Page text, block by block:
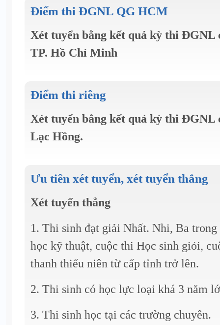
Điểm thi ĐGNL QG HCM
Xét tuyển bằng kết quả kỳ thi ĐGNL
TP. Hồ Chí Minh
Điểm thi riêng
Xét tuyển bằng kết quả kỳ thi ĐGNL
Lạc Hồng.
Ưu tiên xét tuyển, xét tuyển thẳng
Xét tuyển thẳng
1. Thi sinh đạt giải Nhất. Nhi, Ba
học kỹ thuật, cuộc thi Học sinh giỏi,
thanh thiếu niên từ cấp tỉnh trở lên.
2. Thi sinh có học lực loại khá 3 năm
3. Thi sinh học tại các trường chuyên.